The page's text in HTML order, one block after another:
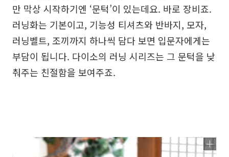
만 막상 시작하기엔 ‘문턱’이 있는데요. 바로 장비죠.
러닝화는 기본이고, 기능성 티셔츠와 반바지, 모자,
러닝벨트, 조끼까지 하나씩 담다 보면 입문자에게는
부담이 됩니다. 다이소의 러닝 시리즈는 그 문턱을 낮
춰주는 친절함을 보여주죠.